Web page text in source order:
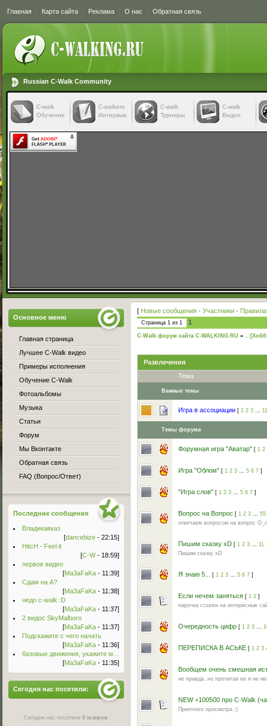
Главная Карта сайта Реклама О нас Обратная связь
Russian C-Walk Community
C-walk
Обучение
C-walkers
Интервью
С-walk
Турниры
С-walk
Видео
[ Новые сообщения · Участники ·
Страница 1 из 1 1
C-Walk форум сайта C-WALKING.RU »
Развлечения
Тема
Важные темы
Игра в ассоциации [ 1 2 3 …
Темы форума
Форумная игра "Аватар" [ 1 2
Игра "Облом" [ 1 2 3 … 5 6 7 ]
"Игра слов" [ 1 2 3 … 5 6 7 ]
Вопрос на Вопрос [ 1 2 3 … 55
отвечаем вопросом на вопрос O_o
Пишим сказку xD [ 1 2 3 … 11
Пишим сказку xD
Я знаю 5... [ 1 2 3 … 5 6 7 ]
Если нечем заняться [ 1 2 ]
парочка ссылок на интересные
Очередность цифр [ 1 2 3 …
ПЕРЕПИСКА В АСЬКЕ [ 1 2 3
Вообщем очень смешная
не правда..но прочитав ее я не
NEW +100500 про C-Walk
Приятного просмотра ;)
Основное меню
Главная страница
Лучшее C-Walk видео
Примеры исполнения
Обучение C-Walk
Фотоальбомы
Музыка
Статьи
Форум
Мы Вконтакте
Обратная связь
FAQ (Вопрос/Ответ)
Последние сообщения
Владикавказ
[dancebize - 22:15]
HitcH - Feel it
[C-W- 18:59]
первое видео
[Ma3aFaKa - 11:39]
Сдам на А?
[Ma3aFaKa - 11:38]
недо c-walk :D
[Ma3aFaKa - 11:37]
2 видос SkyMalboro
[Ma3aFaKa - 11:37]
Подскажите с чего начать
[Ma3aFaKa - 11:36]
базовые движения, укажите м...
[Ma3aFaKa - 11:35]
Сегодня нас посетили:
Сегодня нас посетили0 юзеров